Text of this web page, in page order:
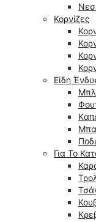
Κορνίζες
Είδη
Για Το